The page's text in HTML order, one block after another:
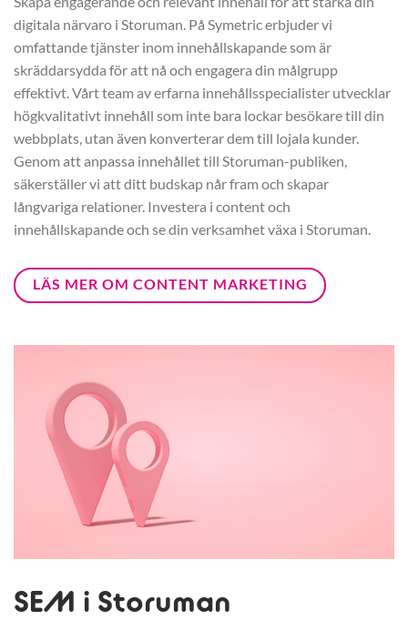
digitala närvaro i Storuman. På Symetric erbjuder vi
omfattande tjänster inom innehållskapande som är
skräddarsydda för att nå och engagera din målgrupp
effektivt. Vårt team av erfarna innehållsspecialister utvecklar
högkvalitativt innehåll som inte bara lockar besökare till din
webbplats, utan även konverterar dem till lojala kunder.
Genom att anpassa innehållet till Storuman-publiken,
säkerställer vi att ditt budskap når fram och skapar
långvariga relationer. Investera i content och
innehållskapande och se din verksamhet växa i Storuman.
LÄS MER OM CONTENT MARKETING
SEM i Storuman